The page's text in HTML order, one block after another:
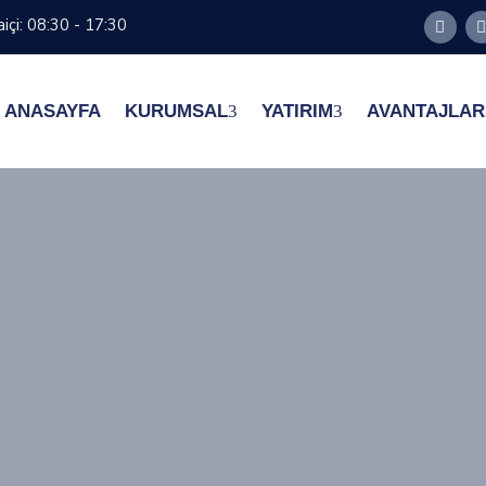
08:30 - 17:30
ANASAYFA KURUMSAL YATIRIM AVANTAJLAR